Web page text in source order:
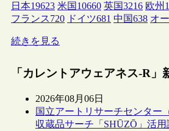
日本19623 米国 10660 英国3216 欧州
フランス720 ドイツ681 中国638 オ
続きを見る
「カレントアウェアネス-R」
2026年08月06日
国立アートリサーチセンター
収蔵品サーチ「SHŪZŌ」活